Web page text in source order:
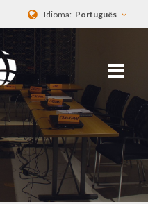
Idioma: Português